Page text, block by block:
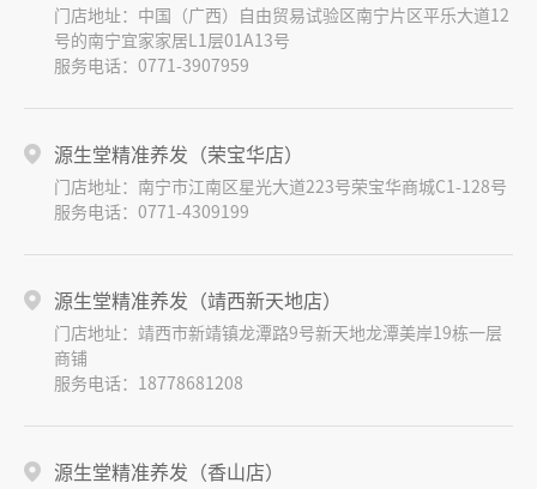
门店地址：中国（广西）自由贸易试验区南宁片区平乐大道12
号的南宁宜家家居L1层01A13号
服务电话：0771-3907959
源生堂精准养发（荣宝华店）
门店地址：南宁市江南区星光大道223号荣宝华商城C1-128号
服务电话：0771-4309199
源生堂精准养发（靖西新天地店）
门店地址：靖西市新靖镇龙潭路9号新天地龙潭美岸19栋一层
商铺
服务电话：18778681208
源生堂精准养发（香山店）